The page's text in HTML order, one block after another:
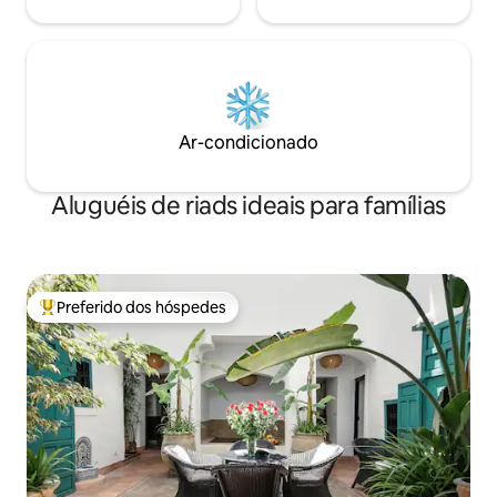
Ar-condicionado
Aluguéis de riads ideais para famílias
Entre os melhores preferidos dos hóspedes
Preferido dos hóspedes